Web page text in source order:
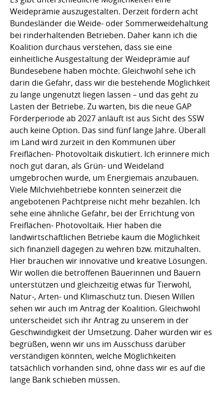
Weideprämie auszugestalten. Derzeit fördern acht
Bundesländer die Weide- oder Sommerweidehaltung
bei rinderhaltenden Betrieben. Daher kann ich die
Koalition durchaus verstehen, dass sie eine
einheitliche Ausgestaltung der Weideprämie auf
Bundesebene haben möchte. Gleichwohl sehe ich
darin die Gefahr, dass wir die bestehende Möglichkeit
zu lange ungenutzt liegen lassen – und das geht zu
Lasten der Betriebe. Zu warten, bis die neue GAP
Förderperiode ab 2027 anläuft ist aus Sicht des SSW
auch keine Option. Das sind fünf lange Jahre. Überall
im Land wird zurzeit in den Kommunen über
Freiflächen- Photovoltaik diskutiert. Ich erinnere mich
noch gut daran, als Grün- und Weideland
umgebrochen wurde, um Energiemais anzubauen.
Viele Milchviehbetriebe konnten seinerzeit die
angebotenen Pachtpreise nicht mehr bezahlen. Ich
sehe eine ähnliche Gefahr, bei der Errichtung von
Freiflächen- Photovoltaik. Hier haben die
landwirtschaftlichen Betriebe kaum die Möglichkeit
sich finanziell dagegen zu wehren bzw. mitzuhalten.
Hier brauchen wir innovative und kreative Lösungen.
Wir wollen die betroffenen Bäuerinnen und Bauern
unterstützen und gleichzeitig etwas für Tierwohl,
Natur-, Arten- und Klimaschutz tun. Diesen Willen
sehen wir auch im Antrag der Koalition. Gleichwohl
unterscheidet sich ihr Antrag zu unserem in der
Geschwindigkeit der Umsetzung. Daher würden wir es
begrüßen, wenn wir uns im Ausschuss darüber
verständigen könnten, welche Möglichkeiten
tatsächlich vorhanden sind, ohne dass wir es auf die
lange Bank schieben müssen.